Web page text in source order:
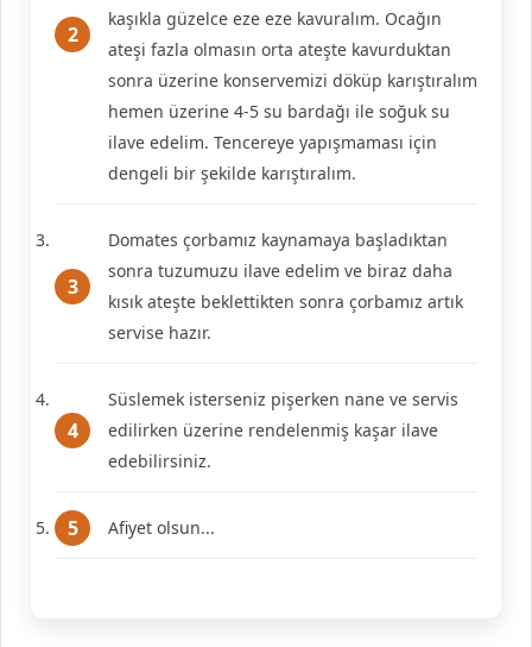
kaşıkla güzelce eze eze kavuralım. Ocağın
ateşi fazla olmasın orta ateşte kavurduktan
sonra üzerine konservemizi döküp karıştıralım
hemen üzerine 4-5 su bardağı ile soğuk su
ilave edelim. Tencereye yapışmaması için
dengeli bir şekilde karıştıralım.
Domates çorbamız kaynamaya başladıktan
sonra tuzumuzu ilave edelim ve biraz daha
kısık ateşte beklettikten sonra çorbamız artık
servise hazır.
Süslemek isterseniz pişerken nane ve servis
edilirken üzerine rendelenmiş kaşar ilave
edebilirsiniz.
Afiyet olsun...